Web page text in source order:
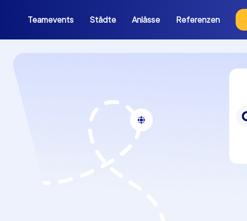
Teamevents Städte Anlässe Referenzen